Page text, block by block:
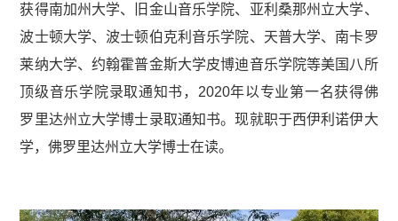
获得南加州大学、旧金山音乐学院、亚利桑那州立大学、
波士顿大学、波士顿伯克利音乐学院、天普大学、南卡罗
莱纳大学、约翰霍普金斯大学皮博迪音乐学院等美国八所
顶级音乐学院录取通知书，2020年以专业第一名获得佛
罗里达州立大学博士录取通知书。现就职于西伊利诺伊大
学，佛罗里达州立大学博士在读。